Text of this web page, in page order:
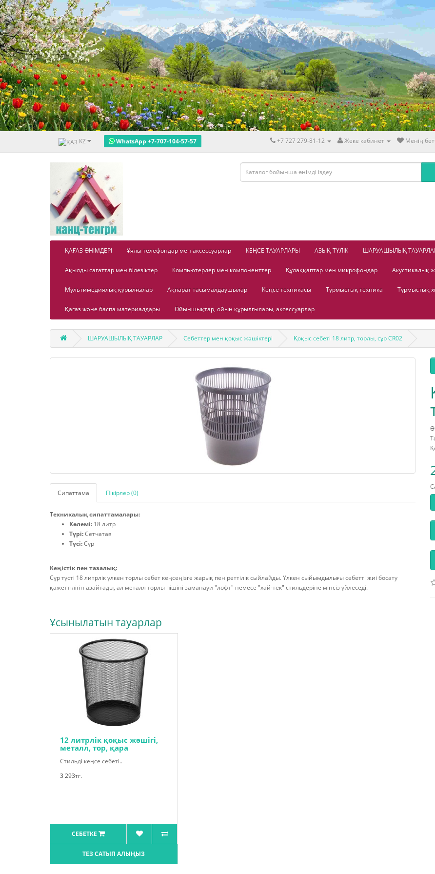
KZ WhatsApp +7-707-104-57-57 +7 727 279-81-12 Жеке кабинет Менің
ҚАҒАЗ ӨНІМДЕРІ Ұялы телефондар мен аксессуарлар КЕҢСЕ ТАУАРЛАРЫ АЗЫҚ-ТҮЛІК ШАРУАШЫЛЫҚ
Ақылды сағаттар мен білезіктер Компьютерлер мен компоненттер Құлаққаптар мен микрофондар Акустикалық
Мультимедиялық құрылғылар Ақпарат тасымалдаушылар Кеңсе техникасы Тұрмыстық техника Тұрмыстық
Қағаз және баспа материалдары Ойыншықтар, ойын құрылғылары, аксессуарлар
ШАРУАШЫЛЫҚ ТАУАРЛАР Себеттер мен қоқыс жәшіктері Қоқыс себеті 18 литр, торлы, сұр CR02
Сипаттама Пікірлер (0)
Техникалық сипаттамалары:
Көлемі: 18 литр
Түрі:Сетчатая
Түсі:Сұр
Кеңістік пен тазалық:
Сұр түсті 18 литрлік үлкен торлы себет кеңсеңізге жарық пен реттілік сыйлайды. Үлкен сыйымдылығы себетті жиі босату
қажеттілігін азайтады, ал металл торлы пішіні заманауи "лофт" немесе "хай-тек" стильдеріне мінсіз үйлеседі.
Ұсынылатын тауарлар
12 литрлік қоқыс жәшігі,
металл, тор, қара
Стильді кеңсе себеті..
3 293тг.
СЕБЕТКЕ
ТЕЗ САТЫП АЛЫҢЫЗ